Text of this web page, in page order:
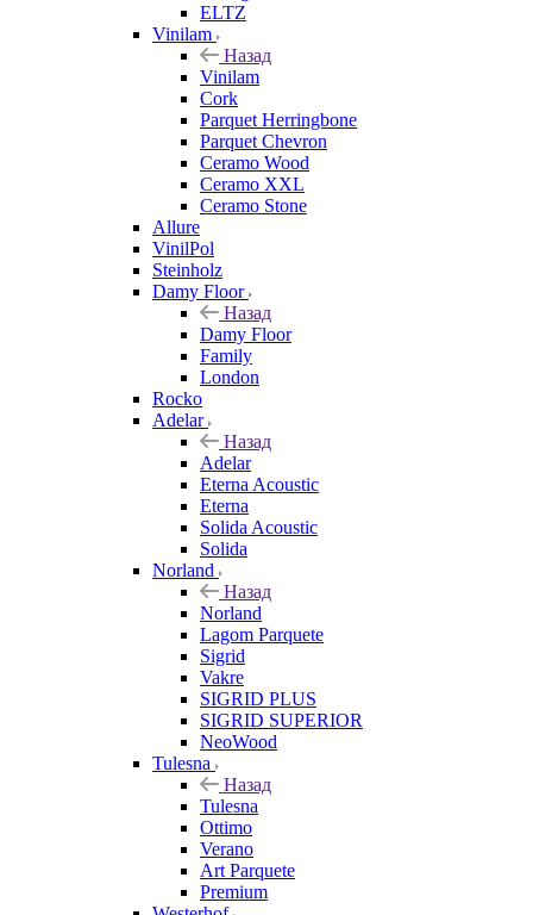
ELTZ
Vinilam
Назад
Vinilam
Cork
Parquet Herringbone
Parquet Chevron
Ceramo Wood
Ceramo XXL
Ceramo Stone
Allure
VinilPol
Steinholz
Damy Floor
Назад
Damy Floor
Family
London
Rocko
Adelar
Назад
Adelar
Eterna Acoustic
Eterna
Solida Acoustic
Solida
Norland
Назад
Norland
Lagom Parquete
Sigrid
Vakre
SIGRID PLUS
SIGRID SUPERIOR
NeoWood
Tulesna
Назад
Tulesna
Ottimo
Verano
Art Parquete
Premium